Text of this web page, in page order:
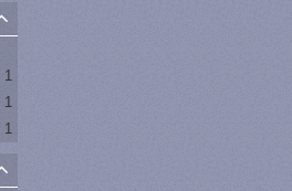
1
1
1